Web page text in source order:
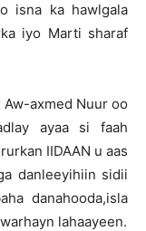
isna ka hawlgala
iyo Marti sharaf
axmed Nuur oo
ayaa si faah
IIDAAN u aas
danleeyihiin sidii
danahooda,isla
lahaayeen.